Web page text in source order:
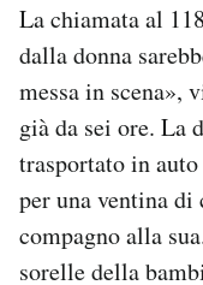
La chiamata al
dalla donna
messa in scena»,
già da sei ore. La
trasportato in
per una ventina
compagno alla
sorelle della